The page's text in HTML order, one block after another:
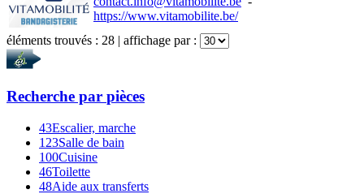
https://www.vitamobilite.be/
éléments trouvés : 28 | affichage par :
Recherche par pièces
43Escalier, marche
123Salle de bain
100Cuisine
46Toilette
48Aide aux transferts